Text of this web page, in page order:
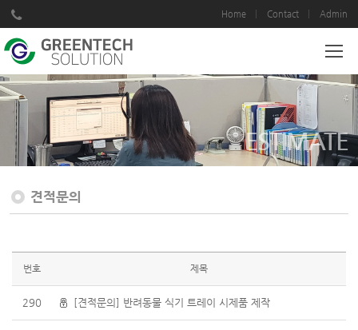
Home Contact Admin
ESTIMATE
견적문의
번호 제목
290 [견적문의] 반려동물 식기 트레이 시제품 제작